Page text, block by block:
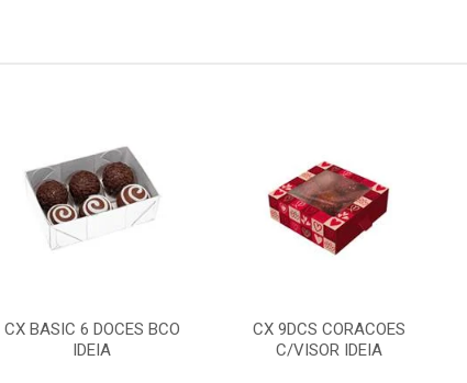
CX BASIC 6 DOCES BCO
IDEIA
CX 9DCS CORACOES
C/VISOR IDEIA